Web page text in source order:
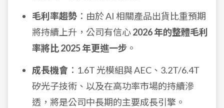
毛利率趨勢 ：由於 AI 相關產品出貨比重預期
將持續上升，公司有信心2026 年的整體毛利
率將比 2025 年更進一步 。
成長機會 ：1.6T 光模組與 AEC、3.2T/6.4T
矽光子技術、以及在高功率市場的持續滲
透，將是公司中長期的主要成長引擎。